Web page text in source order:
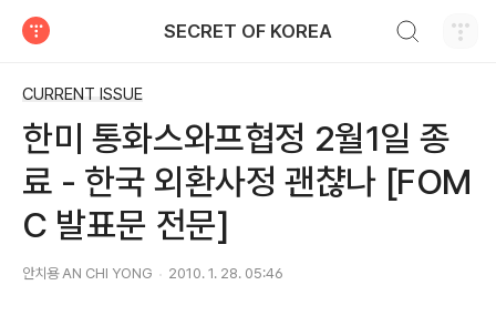
SECRET OF KOREA
CURRENT ISSUE
한미 통화스와프협정 2월1일 종
료 - 한국 외환사정 괜챦나 [FOM
C 발표문 전문]
안치용 AN CHI YONG 2010. 1. 28. 05:46